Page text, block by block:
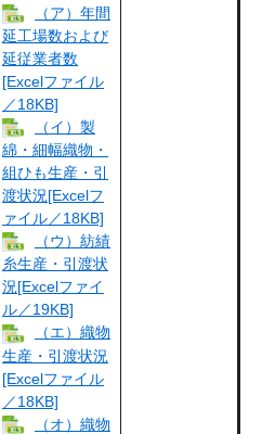
（ア）年間
延工場数および
延従業者数
[Excelファイル
／18KB]
（イ）製
綿・細幅織物・
組ひも生産・引
渡状況[Excelフ
ァイル／18KB]
（ウ）紡績
糸生産・引渡状
況[Excelファイ
ル／19KB]
（エ）織物
生産・引渡状況
[Excelファイル
／18KB]
（オ）織物